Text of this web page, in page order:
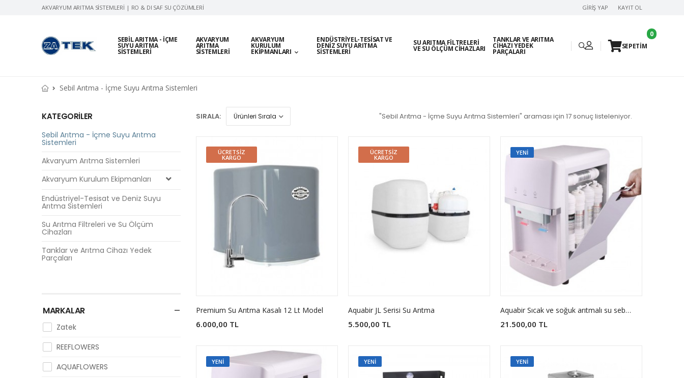
AKVARYUM ARITMA SISTEMLERI | RO & DI SAF SU ÇÖZÜMLERI GIRIŞ YAP KAYIT OL
SEBIL ARITMA - İÇME
SUYU ARITMA
SISTEMLERI
AKVARYUM
ARITMA
SISTEMLERI
AKVARYUM
KURULUM
EKIPMANLARI
ENDÜSTRIYEL-TESISAT VE
DENIZ SUYU ARITMA
SISTEMLERI
SU ARITMA FILTRELERI
VE SU ÖLÇÜM CIHAZLARI
TANKLAR VE ARITMA
CIHAZI YEDEK
PARÇALARI
SEPETİM
0
Sebil Arıtma - İçme Suyu Arıtma Sistemleri
KATEGORİLER
Sebil Arıtma - İçme Suyu Arıtma
Sistemleri
Akvaryum Arıtma Sistemleri
Akvaryum Kurulum Ekipmanları
Endüstriyel-Tesisat ve Deniz Suyu
Arıtma Sistemleri
Su Arıtma Filtreleri ve Su Ölçüm
Cihazları
Tanklar ve Arıtma Cihazı Yedek
Parçaları
MARKALAR
Zatek
REEFLOWERS
AQUAFLOWERS
SIRALA: "Sebil Arıtma - İçme Suyu Arıtma Sistemleri" araması için 17 sonuç listeleniyor.
ÜCRETSIZ
KARGO
Premium Su Arıtma Kasalı 12 Lt Model
6.000,00 TL
ÜCRETSIZ
KARGO
Aquabir JL Serisi Su Arıtma
5.500,00 TL
YENI
Aquabir Sıcak ve soğuk arıtmalı su sebili pompalı model
21.500,00 TL
YENI YENI YENI